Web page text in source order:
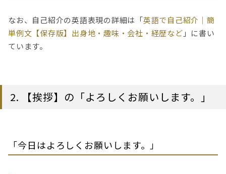
なお、自己紹介の英語表現の詳細は「英語で自己紹介｜簡
単例文【保存版】出身地・趣味・会社・経歴など 」に書い
ています。
2. 【挨拶】の「よろしくお願いします。」
「今日はよろしくお願いします。」